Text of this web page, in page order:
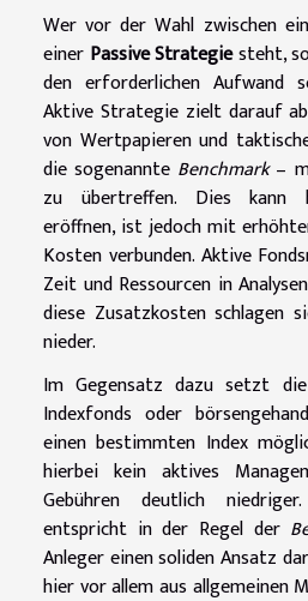
Wer vor der Wahl zwischen
einer Passive Strategiesteht,
den erforderlichen Aufwand
Aktive Strategie zielt darauf
von Wertpapieren und
die sogenannte Benchmark–
zu übertreffen. Dies kann
eröffnen, ist jedoch mit
Kosten verbunden. Aktive
Zeit und Ressourcen in
diese Zusatzkosten schlagen
nieder.
Im Gegensatz dazu setzt
Indexfonds oder
einen bestimmten Index
hierbei kein aktives
Gebühren deutlich
entspricht in der Regel der
Anleger einen soliden Ansatz
hier vor allem aus allgemeinen